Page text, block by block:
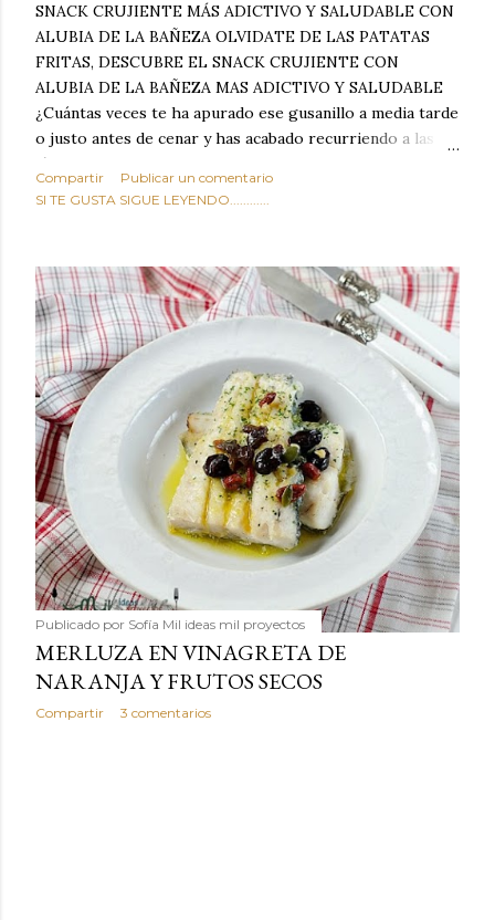
SNACK CRUJIENTE MÁS ADICTIVO Y SALUDABLE CON
ALUBIA DE LA BAÑEZA OLVIDATE DE LAS PATATAS
FRITAS, DESCUBRE EL SNACK CRUJIENTE CON
ALUBIA DE LA BAÑEZA MAS ADICTIVO Y SALUDABLE
¿Cuántas veces te ha apurado ese gusanillo a media tarde
o justo antes de cenar y has acabado recurriendo a las
típicas patatas de bolsa, frutos secos fritos o snacks
ultraprocesados llenos de grasas saturadas y sodio?
sabroso, con ese toque tostado y crujiente que tanto nos
satisface. Estas alubias crujientes al horno van a cambiar
por completo tu forma de ver las legumbres. Olvídate de
asociar las alubias únicamente a los guisos tradicionales y
copiosos de invierno. Con esta receta simple pero
revolucionaria, transformaremos un ingrediente tan
humilde como la alubia de La Bañeza en un snack ligero,
dorado, cargado de proteína y 100% natural. Es el
sustituto perfecto a los frutos se...
Compartir
Publicar un comentario
SI TE GUSTA SIGUE LEYENDO............
Publicado por Sofía Mil ideas mil proyectos
MERLUZA EN VINAGRETA DE
NARANJA Y FRUTOS SECOS
Compartir 3 comentarios